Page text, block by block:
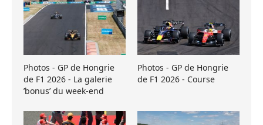
Photos - GP de Hongrie
de F1 2026 - La galerie
’bonus’ du week-end
Photos - GP de Hongrie
de F1 2026 - Course